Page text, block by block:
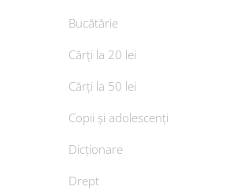
Bucătărie
Cărți la 20 lei
Cărți la 50 lei
Copii și adolescenți
Dicționare
Drept